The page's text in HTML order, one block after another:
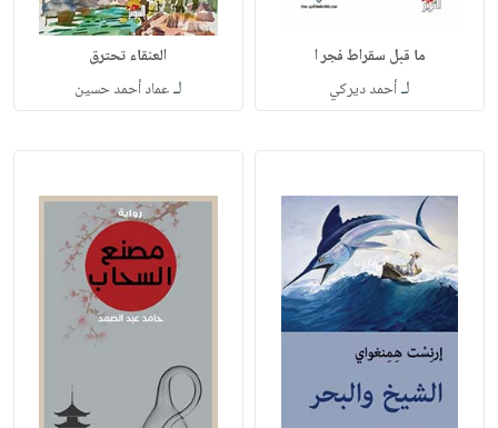
ما قبل سقراط فجر ا
لـأحمد ديركي
العنقاء تحترق
لـعماد أحمد حسين